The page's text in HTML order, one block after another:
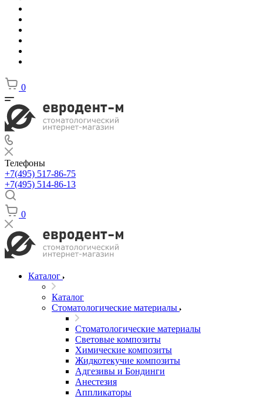
0
Телефоны
+7(495) 517-86-75
+7(495) 514-86-13
0
Каталог
Каталог
Стоматологические материалы
Стоматологические материалы
Световые композиты
Химические композиты
Жидкотекучие композиты
Адгезивы и Бондинги
Анестезия
Аппликаторы